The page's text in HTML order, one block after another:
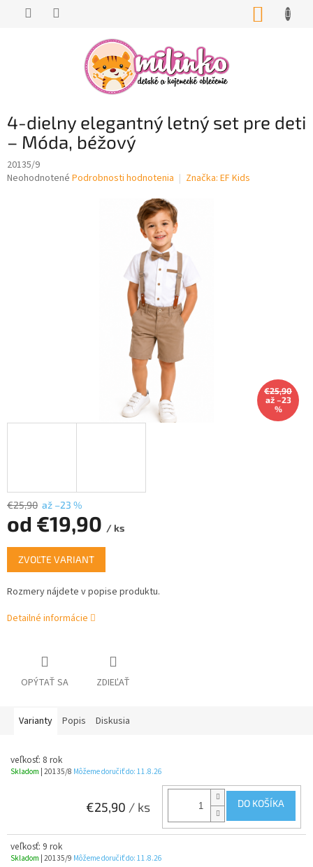
4-dielny elegantný letný set pre deti
– Móda, béžový
20135/9
Priemerné
Neohodnotené Podrobnosti hodnotenia Značka: EF Kids
€25,90
až –23
%
€25,90 až –23 %
od €19,90 / ks
Jednotková
cena:
ZVOĽTE VARIANT
Rozmery nájdete v popise produktu.
Detailné informácie
OPÝTAŤ SA ZDIEĽAŤ
Varianty Popis Diskusia
veľkosť: 8 rok
Skladom | 20135/8 Môžeme doručiť do: 11.8.26
€25,90 / ks DO KOŠÍKA
veľkosť: 9 rok
Skladom | 20135/9 Môžeme doručiť do: 11.8.26